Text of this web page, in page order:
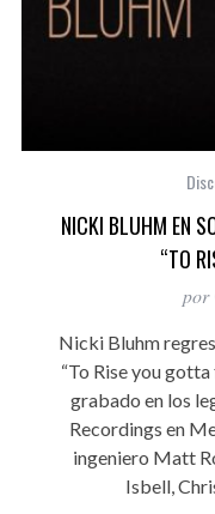
NICKI BLUHM EN
“TO
por
Nicki Bluhm
“To Rise you
grabado en los
Recordings en
ingeniero Matt
Isbell,